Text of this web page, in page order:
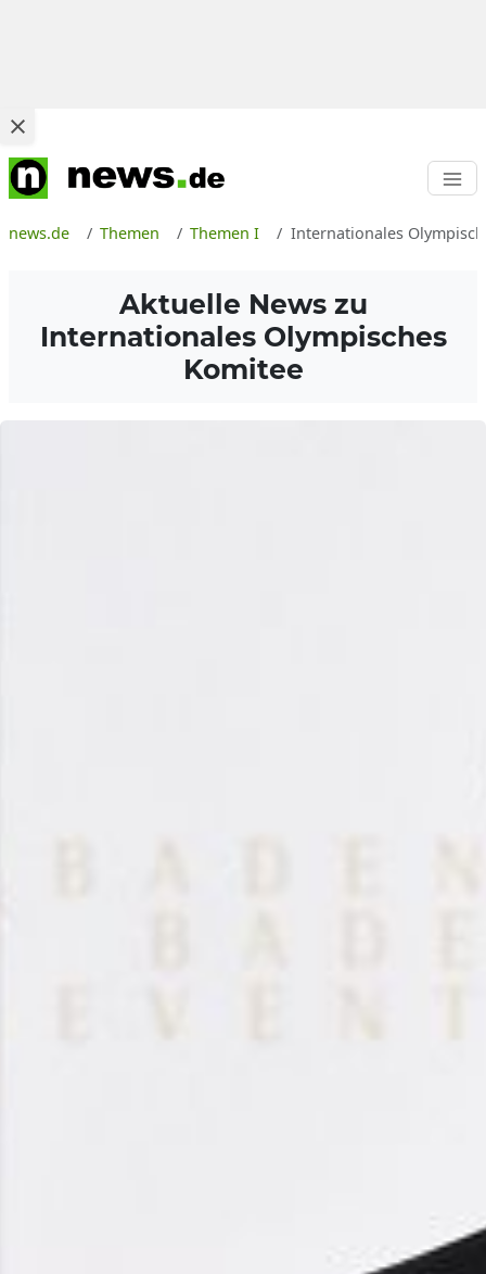
news.de Themen Themen I Internationales
Aktuelle News zu
Internationales Olympisches
Komitee